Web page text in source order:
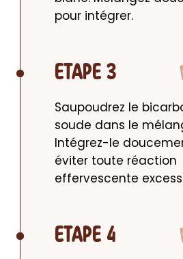
pour intégrer.
ETAPE 3
Saupoudrez le
soude dans le
Intégrez-le
éviter toute réaction
effervescente
ETAPE 4